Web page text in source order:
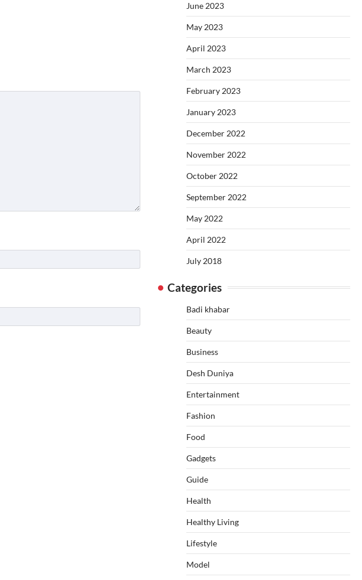
June 2023
May 2023
April 2023
March 2023
February 2023
January 2023
December 2022
November 2022
October 2022
September 2022
May 2022
April 2022
July 2018
Categories
Badi khabar
Beauty
Business
Desh Duniya
Entertainment
Fashion
Food
Gadgets
Guide
Health
Healthy Living
Lifestyle
Model